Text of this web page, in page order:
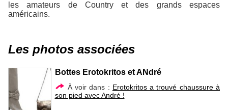
les amateurs de Country et des grands espaces
américains.
Les photos associées
Bottes Erotokritos et ANdré
À voir dans : Erotokritos a trouvé chaussure à
son pied avec André !